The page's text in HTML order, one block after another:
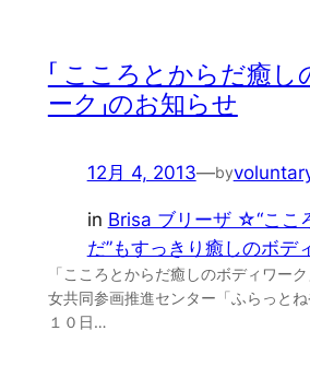
「 こころとからだ癒
ーク」のお知らせ
12月 4, 2013—by
in Brisa ブリーザ ☆“ここ
だ”もすっきり癒しのボデ
「こころとからだ癒しのボディワー
女共同参画推進センター「ふらっと
１０日…